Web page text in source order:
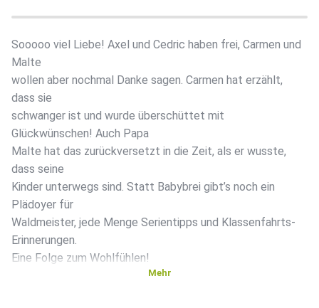
Sooooo viel Liebe! Axel und Cedric haben frei, Carmen und
Malte
wollen aber nochmal Danke sagen. Carmen hat erzählt,
dass sie
schwanger ist und wurde überschüttet mit
Glückwünschen! Auch Papa
Malte hat das zurückversetzt in die Zeit, als er wusste,
dass seine
Kinder unterwegs sind. Statt Babybrei gibt’s noch ein
Plädoyer für
Waldmeister, jede Menge Serientipps und Klassenfahrts-
Erinnerungen.
Eine Folge zum Wohlfühlen!
Mehr